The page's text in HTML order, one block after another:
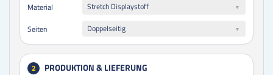
Material
Stretch Displaystoff
Seiten
Doppelseitig
2 PRODUKTION & LIEFERUNG